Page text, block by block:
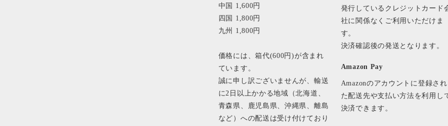
中国 1,600円
四国 1,800円
九州 1,800円
価格には、箱代(600円)が含まれ
ています。
誠に申し訳ございませんが、輸送
に2日以上かかる地域（北海道、
青森県、鹿児島県、沖縄県、離島
など）への配送は受け付けており
発行しているクレジットカード
社に関係なくご利用いただけま
す。
決済確認後の発送となります。
Amazon Pay
Amazonのアカウントに登録され
た配送先や支払い方法を利用し
決済できます。